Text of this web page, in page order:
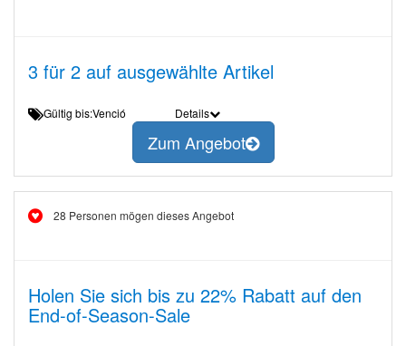
3 für 2 auf ausgewählte Artikel
Gültig bis:Venció Details
Zum Angebot
28 Personen mögen dieses Angebot
Holen Sie sich bis zu 22% Rabatt auf den
End-of-Season-Sale